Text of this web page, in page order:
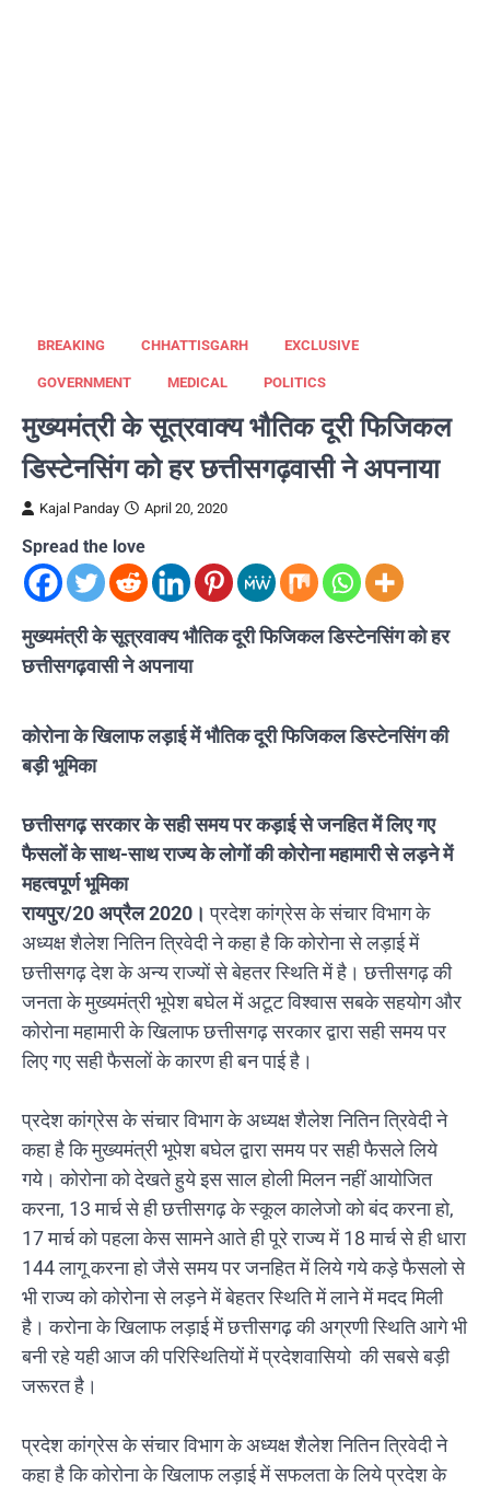
BREAKING CHHATTISGARH EXCLUSIVE
GOVERNMENT MEDICAL POLITICS
मुख्यमंत्री के सूत्रवाक्य भौतिक दूरी फिजिकल
डिस्टेनसिंग को हर छत्तीसगढ़वासी ने अपनाया
Kajal Panday April 20, 2020
Spread the love
मुख्यमंत्री के सूत्रवाक्य भौतिक दूरी फिजिकल डिस्टेनसिंग को हर
छत्तीसगढ़वासी ने अपनाया
कोरोना के खिलाफ लड़ाई में भौतिक दूरी फिजिकल डिस्टेनसिंग की
बड़ी भूमिका
छत्तीसगढ़ सरकार के सही समय पर कड़ाई से जनहित में लिए गए
फैसलों के साथ-साथ राज्य के लोगों की कोरोना महामारी से लड़ने में
महत्वपूर्ण भूमिका
रायपुर/20 अप्रैल 2020। प्रदेश कांग्रेस के संचार विभाग के
अध्यक्ष शैलेश नितिन त्रिवेदी ने कहा है कि कोरोना से लड़ाई में
छत्तीसगढ़ देश के अन्य राज्यों से बेहतर स्थिति में है। छत्तीसगढ़ की
जनता के मुख्यमंत्री भूपेश बघेल में अटूट विश्वास सबके सहयोग और
कोरोना महामारी के खिलाफ छत्तीसगढ़ सरकार द्वारा सही समय पर
लिए गए सही फैसलों के कारण ही बन पाई है।
प्रदेश कांग्रेस के संचार विभाग के अध्यक्ष शैलेश नितिन त्रिवेदी ने
कहा है कि मुख्यमंत्री भूपेश बघेल द्वारा समय पर सही फैसले लिये
गये। कोरोना को देखते हुये इस साल होली मिलन नहीं आयोजित
करना, 13 मार्च से ही छत्तीसगढ़ के स्कूल कालेजो को बंद करना हो,
17 मार्च को पहला केस सामने आते ही पूरे राज्य में 18 मार्च से ही धारा
144 लागू करना हो जैसे समय पर जनहित में लिये गये कड़े फैसलो से
भी राज्य को कोरोना से लड़ने में बेहतर स्थिति में लाने में मदद मिली
है। करोना के खिलाफ लड़ाई में छत्तीसगढ़ की अग्रणी स्थिति आगे भी
बनी रहे यही आज की परिस्थितियों में प्रदेशवासियो की सबसे बड़ी
जरूरत है।
प्रदेश कांग्रेस के संचार विभाग के अध्यक्ष शैलेश नितिन त्रिवेदी ने
कहा है कि कोरोना के खिलाफ लड़ाई में सफलता के लिये प्रदेश के